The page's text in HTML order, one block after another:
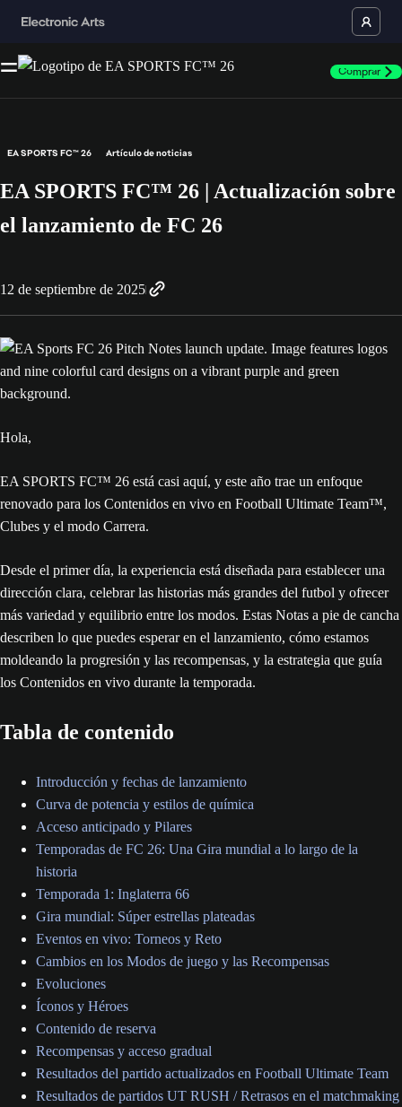
Comprar
EA SPORTS FC™ 26 Artículo de noticias
EA SPORTS FC™ 26 | Actualización sobre
el lanzamiento de FC 26
12 de septiembre de 2025
Hola,
EA SPORTS FC™ 26 está casi aquí, y este año trae un enfoque
renovado para los Contenidos en vivo en Football Ultimate Team™,
Clubes y el modo Carrera.
Desde el primer día, la experiencia está diseñada para establecer una
dirección clara, celebrar las historias más grandes del futbol y ofrecer
más variedad y equilibrio entre los modos. Estas Notas a pie de cancha
describen lo que puedes esperar en el lanzamiento, cómo estamos
moldeando la progresión y las recompensas, y la estrategia que guía
los Contenidos en vivo durante la temporada.
Tabla de contenido
Introducción y fechas de lanzamiento
Curva de potencia y estilos de química
Acceso anticipado y Pilares
Temporadas de FC 26: Una Gira mundial a lo largo de la
historia
Temporada 1: Inglaterra 66
Gira mundial: Súper estrellas plateadas
Eventos en vivo: Torneos y Reto
Cambios en los Modos de juego y las Recompensas
Evoluciones
Íconos y Héroes
Contenido de reserva
Recompensas y acceso gradual
Resultados del partido actualizados en Football Ultimate Team
Resultados de partidos UT RUSH / Retrasos en el matchmaking